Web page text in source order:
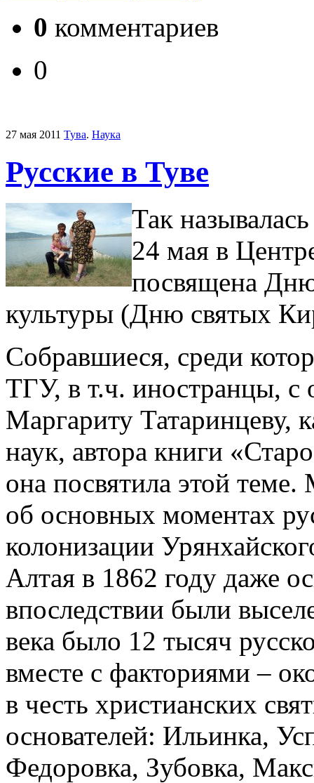
0 комментариев
0
27 мая 2011 Тува. Наука
Русские в Туве
Так
24 мая в
посвящена
культуры (Дню святых
Собравшиеся, среди
ТГУ, в т.ч. иностранцы,
Маргариту Татаринцеву,
наук, автора книги
она посвятила этой теме.
об основных моментах
колонизации
Алтая в 1862 году даже
впоследствии были
века было 12 тысяч
вместе с факториями –
в честь христианских
основателей: Ильинка,
Федоровка, Зубовка,